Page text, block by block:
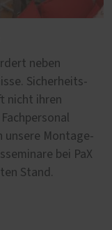
neben
Sicherheits-
nicht ihren
unsere Montage-
bei PaX
Stand.